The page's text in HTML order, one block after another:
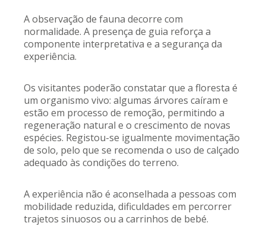
A observação de fauna decorre com
normalidade. A presença de guia reforça a
componente interpretativa e a segurança da
experiência.
Os visitantes poderão constatar que a floresta é
um organismo vivo: algumas árvores caíram e
estão em processo de remoção, permitindo a
regeneração natural e o crescimento de novas
espécies. Registou-se igualmente movimentação
de solo, pelo que se recomenda o uso de calçado
adequado às condições do terreno.
A experiência não é aconselhada a pessoas com
mobilidade reduzida, dificuldades em percorrer
trajetos sinuosos ou a carrinhos de bebé.